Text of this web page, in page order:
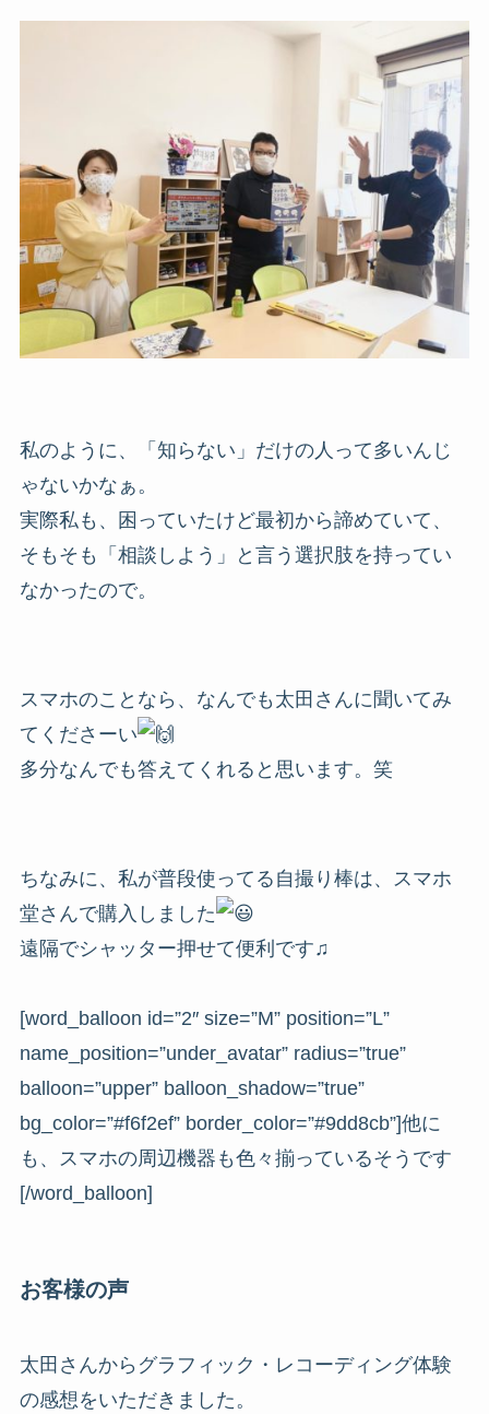
私のように、「知らない」だけの人って多いんじ
ゃないかなぁ。
実際私も、困っていたけど最初から諦めていて、
そもそも「相談しよう」と言う選択肢を持ってい
なかったので。
スマホのことなら、なんでも太田さんに聞いてみ
てくださーい
多分なんでも答えてくれると思います。笑
ちなみに、私が普段使ってる自撮り棒は、スマホ
堂さんで購入しました
遠隔でシャッター押せて便利です♫
[word_balloon id=”2″ size=”M” position=”L”
name_position=”under_avatar” radius=”true”
balloon=”upper” balloon_shadow=”true”
bg_color=”#f6f2ef” border_color=”#9dd8cb”]他に
も、スマホの周辺機器も色々揃っているそうです
[/word_balloon]
お客様の声
太田さんからグラフィック・レコーディング体験
の感想をいただきました。